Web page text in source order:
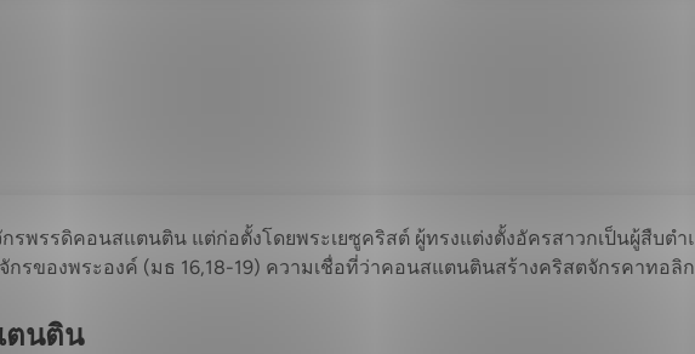
รพรรดิคอนสแตนติน แต่ก่อตั้งโดยพระเยซูคริสต์ ผู้ทรงแต่งตั้งอัครสาวกเป็นผู้สืบต
กรของพระองค์ (มธ 16,18-19) ความเชื่อที่ว่าคอนสแตนตินสร้างคริสตจักรคาทอลิ
ตนติน